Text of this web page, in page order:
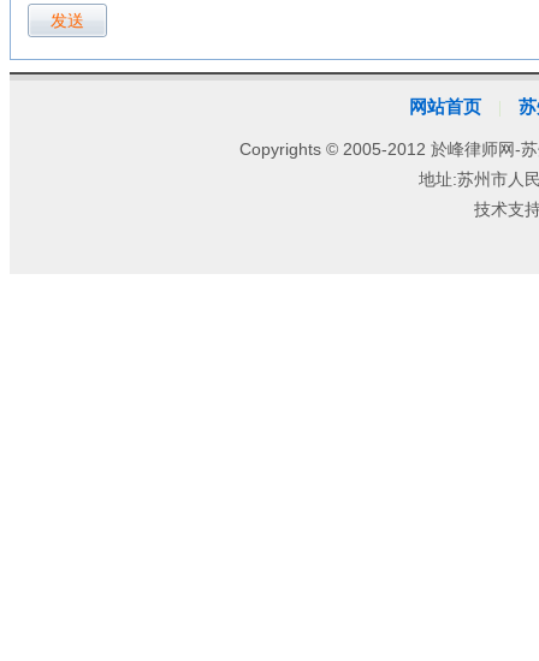
网站首页
Copyrights © 2005-2012 於峰律师网-
地址:苏州市人
技术支